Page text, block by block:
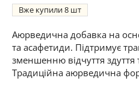
Вже купили8
Аюрведична добавка на
та асафетиди. Підтримує
зменшенню відчуття здуття
Традиційна аюрведична